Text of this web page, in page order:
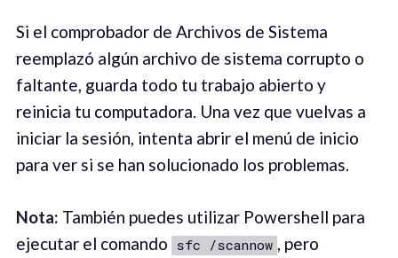
Si el comprobador de Archivos de Sistema
reemplazó algún archivo de sistema corrupto o
faltante, guarda todo tu trabajo abierto y
reinicia tu computadora. Una vez que vuelvas a
iniciar la sesión, intenta abrir el menú de inicio
para ver si se han solucionado los problemas.
Nota: También puedes utilizar Powershell para
ejecutar el comando sfc /scannow , pero